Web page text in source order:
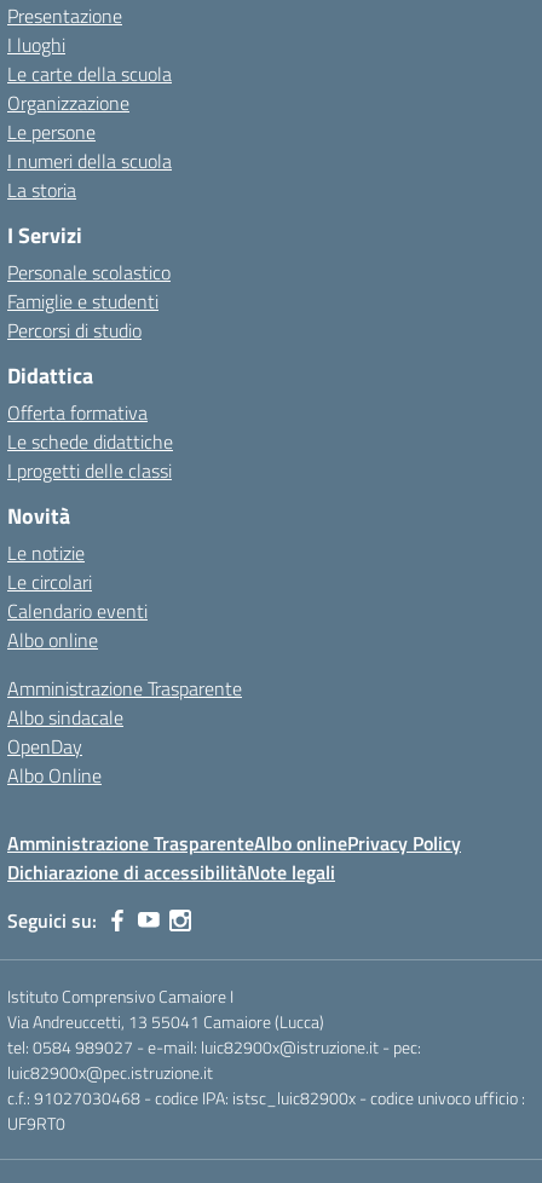
Presentazione
I luoghi
Le carte della scuola
Organizzazione
Le persone
I numeri della scuola
La storia
I Servizi
Personale scolastico
Famiglie e studenti
Percorsi di studio
Didattica
Offerta formativa
Le schede didattiche
I progetti delle classi
Novità
Le notizie
Le circolari
Calendario eventi
Albo online
Amministrazione Trasparente
Albo sindacale
OpenDay
Albo Online
Amministrazione TrasparenteAlbo onlinePrivacy Policy
Dichiarazione di accessibilitàNote legali
Seguici su:
Istituto Comprensivo Camaiore I
Via Andreuccetti, 13 55041 Camaiore (Lucca)
tel: 0584 989027 - e-mail: luic82900x@istruzione.it - pec:
luic82900x@pec.istruzione.it
c.f.: 91027030468 - codice IPA: istsc_luic82900x - codice univoco ufficio :
UF9RT0